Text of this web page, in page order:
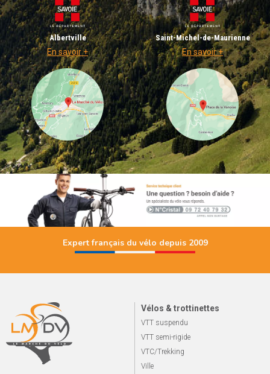
Albertville
En savoir +
Saint-Michel-de-Maurienne
En savoir +
Expert français du vélo depuis 2009
Vélos & trottinettes
VTT suspendu
VTT semi-rigide
VTC/Trekking
Ville